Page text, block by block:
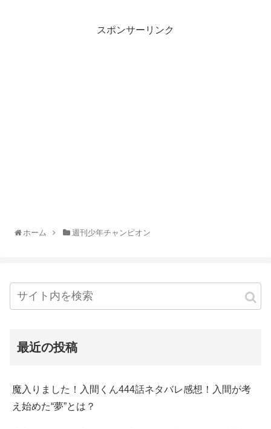
スポンサーリンク
ホーム 週刊少年チャンピオン
最近の投稿
魔入りました！入間くん444話ネタバレ感想！入間が考
え始めた“夢”とは？